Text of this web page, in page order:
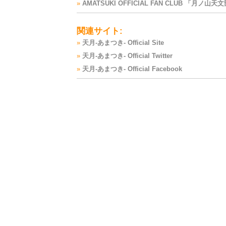
» AMATSUKI OFFICIAL FAN CLUB 「月ノ山天文
関連サイト:
» 天月-あまつき- Official Site
» 天月-あまつき- Official Twitter
» 天月-あまつき- Official Facebook